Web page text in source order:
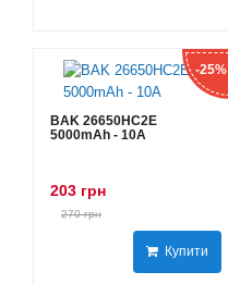
-25%
BAK 26650HC2E
5000mAh - 10А
203 грн
270 грн
Купити